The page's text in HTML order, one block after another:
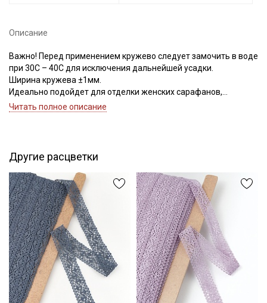
Описание
Важно! Перед применением кружево следует замочить в воде
при 30С – 40С для исключения дальнейшей усадки.
Ширина кружева ±1мм.
Идеально подойдет для отделки женских сарафанов,
платьев, юбок, рукавов.
Цветопередача может отличаться от оригинального цвета в
зависимости от настроек вашего монитора.
Читать полное описание
Другие расцветки